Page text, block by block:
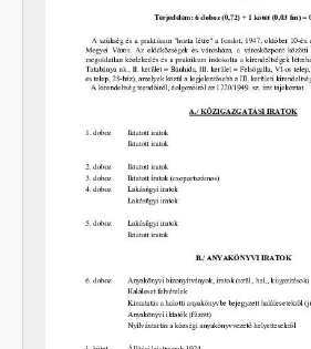
[fondfőcsoport] XXIX -
[fondfőcsoport] XXXIII - Külön intézkedéssel
[fondfőcsoport] XXXVII - MJV